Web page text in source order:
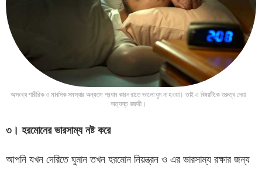
অসংখ্য শারীরিক ও মানসিক সমস্যার অন্যতম প্রধান কারন রাতে ভালো ঘুম না হওয়া। তাই এ বিষয়টিকে গুরুত্ব দেয়া
অত্যন্ত জরুরী।
৩। হরমোনের ভারসাম্য নষ্ট করে
আপনি যখন দেরিতে ঘুমান তখন হরমোন নিয়ন্ত্রন ও এর ভারসাম্য রক্ষার জন্য